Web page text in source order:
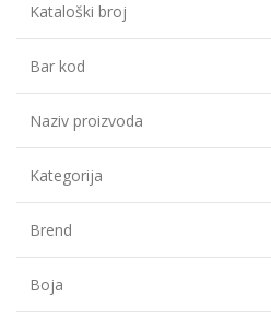
Kataloški broj
Bar kod
Naziv proizvoda
Kategorija
Brend
Boja